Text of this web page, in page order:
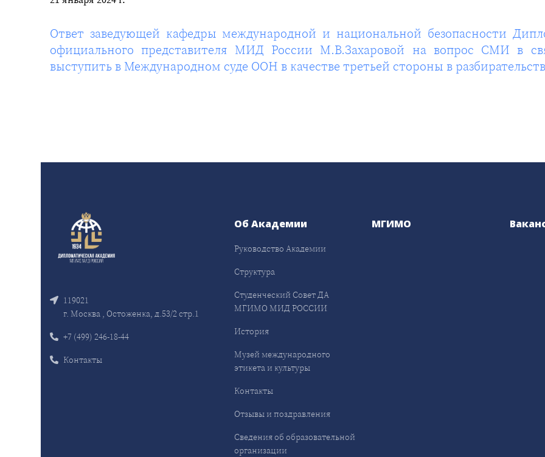
Ответ заведующей кафедры международной и национальной безопасности
официального представителя МИД России М.В.Захаровой на вопрос СМИ в
выступить в Международном суде ООН в качестве третьей стороны в
119021
г. Москва , Остоженка, д.53/2 стр.1
+7 (499) 246-18-44
Контакты
Об Академии
Руководство Академии
Структура
Студенческий Совет ДА
МГИМО МИД РОССИИ
История
Музей международного
этикета и культуры
Контакты
Отзывы и поздравления
Сведения об образовательной
организации
МГИМО